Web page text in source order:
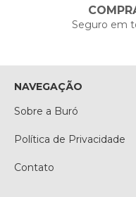
Seguro em
NAVEGAÇÃO
Sobre a Buró
Política de Privacidade
Contato